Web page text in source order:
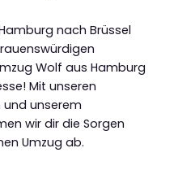
nach Brüssel
Wolf aus Hamburg
Mit unseren
unserem
wir dir die Sorgen
Umzug ab.